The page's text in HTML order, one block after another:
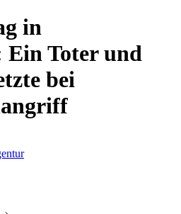
in
Toter und
bei